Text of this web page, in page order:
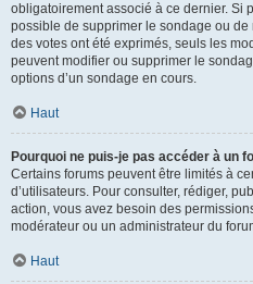
obligatoirement associé à ce dernier. Si
possible de supprimer le sondage ou
des votes ont été exprimés, seuls les
peuvent modifier ou supprimer le
options d’un sondage en cours.
Haut
Pourquoi ne puis-je pas accéder à un
Certains forums peuvent être limités à
d’utilisateurs. Pour consulter, rédiger,
action, vous avez besoin des
modérateur ou un administrateur du
Haut